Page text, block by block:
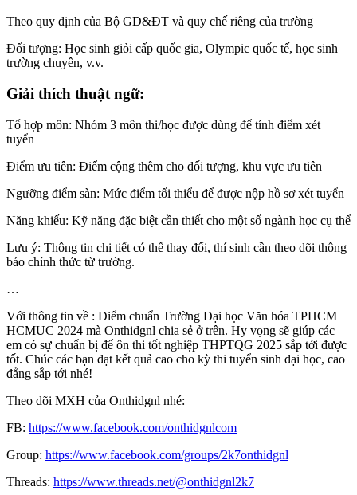
Theo quy định của Bộ GD&ĐT và quy chế riêng của trường
Đối tượng: Học sinh giỏi cấp quốc gia, Olympic quốc tế, học sinh
trường chuyên, v.v.
Giải thích thuật ngữ:
Tổ hợp môn: Nhóm 3 môn thi/học được dùng để tính điểm xét
tuyển
Điểm ưu tiên: Điểm cộng thêm cho đối tượng, khu vực ưu tiên
Ngưỡng điểm sàn: Mức điểm tối thiểu để được nộp hồ sơ xét tuyển
Năng khiếu: Kỹ năng đặc biệt cần thiết cho một số ngành học cụ thể
Lưu ý: Thông tin chi tiết có thể thay đổi, thí sinh cần theo dõi thông
báo chính thức từ trường.
…
Với thông tin về : Điểm chuẩn Trường Đại học Văn hóa TPHCM
HCMUC 2024 mà Onthidgnl chia sẻ ở trên. Hy vọng sẽ giúp các
em có sự chuẩn bị để ôn thi tốt nghiệp THPTQG 2025 sắp tới được
tốt. Chúc các bạn đạt kết quả cao cho kỳ thi tuyển sinh đại học, cao
đẳng sắp tới nhé!
Theo dõi MXH của Onthidgnl nhé:
FB: https://www.facebook.com/onthidgnlcom
Group: https://www.facebook.com/groups/2k7onthidgnl
Threads: https://www.threads.net/@onthidgnl2k7